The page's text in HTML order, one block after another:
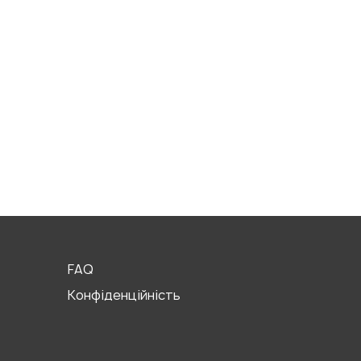
FAQ
Конфіденційність